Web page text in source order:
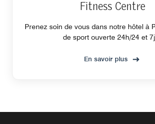
Fitness Centre
Prenez soin de vous dans notre hôtel à
de sport ouverte 24h/24 et
En savoir plus